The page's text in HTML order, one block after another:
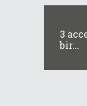
3
bir...